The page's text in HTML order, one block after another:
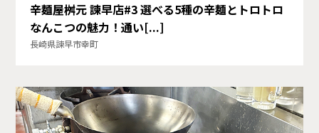
辛麺屋桝元 諫早店#3 選べる5種の辛麺とトロトロ
なんこつの魅力！通い[...]
長崎県諫早市幸町